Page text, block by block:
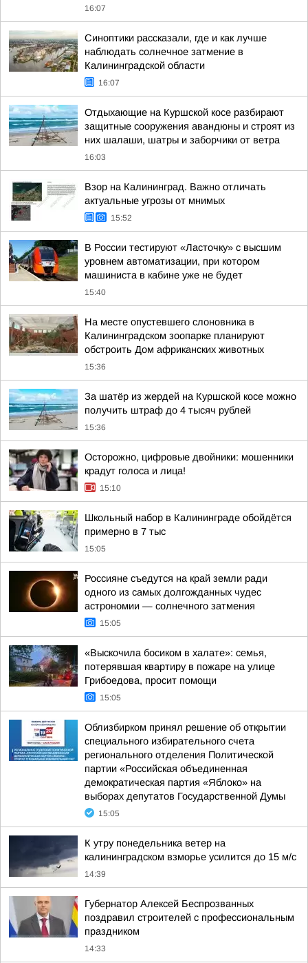
16:07
Синоптики рассказали, где и как лучше
наблюдать солнечное затмение в
Калининградской области
16:07
Отдыхающие на Куршской косе разбирают
защитные сооружения авандюны и строят из
них шалаши, шатры и заборчики от ветра
16:03
Взор на Калининград. Важно отличать
актуальные угрозы от мнимых
15:52
В России тестируют «Ласточку» с высшим
уровнем автоматизации, при котором
машиниста в кабине уже не будет
15:40
На месте опустевшего слоновника в
Калининградском зоопарке планируют
обстроить Дом африканских животных
15:36
За шатёр из жердей на Куршской косе можно
получить штраф до 4 тысяч рублей
15:36
Осторожно, цифровые двойники: мошенники
крадут голоса и лица!
15:10
Школьный набор в Калининграде обойдётся
примерно в 7 тыс
15:05
Россияне съедутся на край земли ради
одного из самых долгожданных чудес
астрономии — солнечного затмения
15:05
«Выскочила босиком в халате»: семья,
потерявшая квартиру в пожаре на улице
Грибоедова, просит помощи
15:05
Облизбирком принял решение об открытии
специального избирательного счета
регионального отделения Политической
партии «Российская объединенная
демократическая партия «Яблоко» на
выборах депутатов Государственной Думы
15:05
К утру понедельника ветер на
калининградском взморье усилится до 15 м/с
14:39
Губернатор Алексей Беспрозванных
поздравил строителей с профессиональным
праздником
14:33